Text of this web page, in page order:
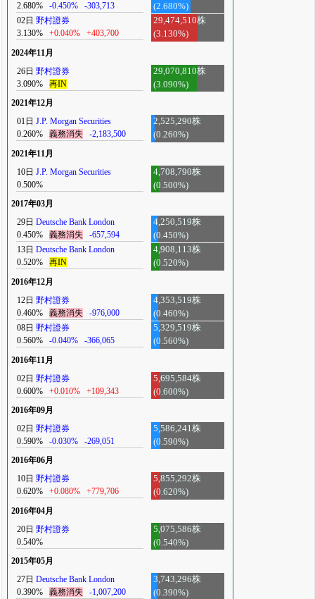
2.680%
-0.450% -303,713
(2.680%)
02日 野村證券
3.130%
+0.040% +403,700
29,474,510株
(3.130%)
2024年11月
26日 野村證券
3.090%
再IN
29,070,810株
(3.090%)
2021年12月
01日 J.P. Morgan Securities
0.260%
義務消失 -2,183,500
2,525,290株
(0.260%)
2021年11月
10日 J.P. Morgan Securities
0.500%
4,708,790株
(0.500%)
2017年03月
29日 Deutsche Bank London
0.450%
義務消失 -657,594
4,250,519株
(0.450%)
13日 Deutsche Bank London
0.520%
再IN
4,908,113株
(0.520%)
2016年12月
12日 野村證券
0.460%
義務消失 -976,000
4,353,519株
(0.460%)
08日 野村證券
0.560%
-0.040% -366,065
5,329,519株
(0.560%)
2016年11月
02日 野村證券
0.600%
+0.010% +109,343
5,695,584株
(0.600%)
2016年09月
02日 野村證券
0.590%
-0.030% -269,051
5,586,241株
(0.590%)
2016年06月
10日 野村證券
0.620%
+0.080% +779,706
5,855,292株
(0.620%)
2016年04月
20日 野村證券
0.540%
5,075,586株
(0.540%)
2015年05月
27日 Deutsche Bank London
0.390%
義務消失 -1,007,200
3,743,296株
(0.390%)